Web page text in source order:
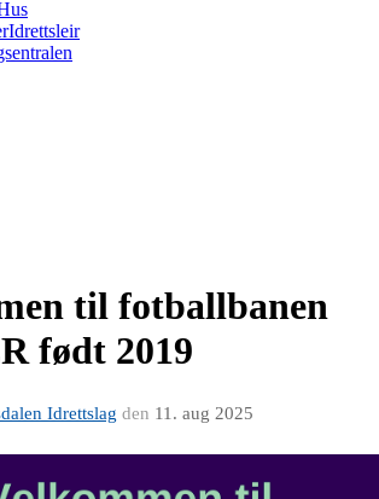
til fotballbanen
født 2019
Idrettslag den 11. aug 2025